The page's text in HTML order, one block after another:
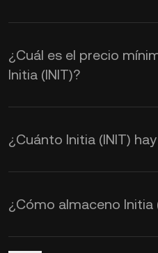
mercado. Usa la
para ver los tipos
USD en tiempo real.
¿Cuál es el precio
Initia (INIT)?
¿Cuánto Initia (INIT)
¿Cómo almaceno Initia